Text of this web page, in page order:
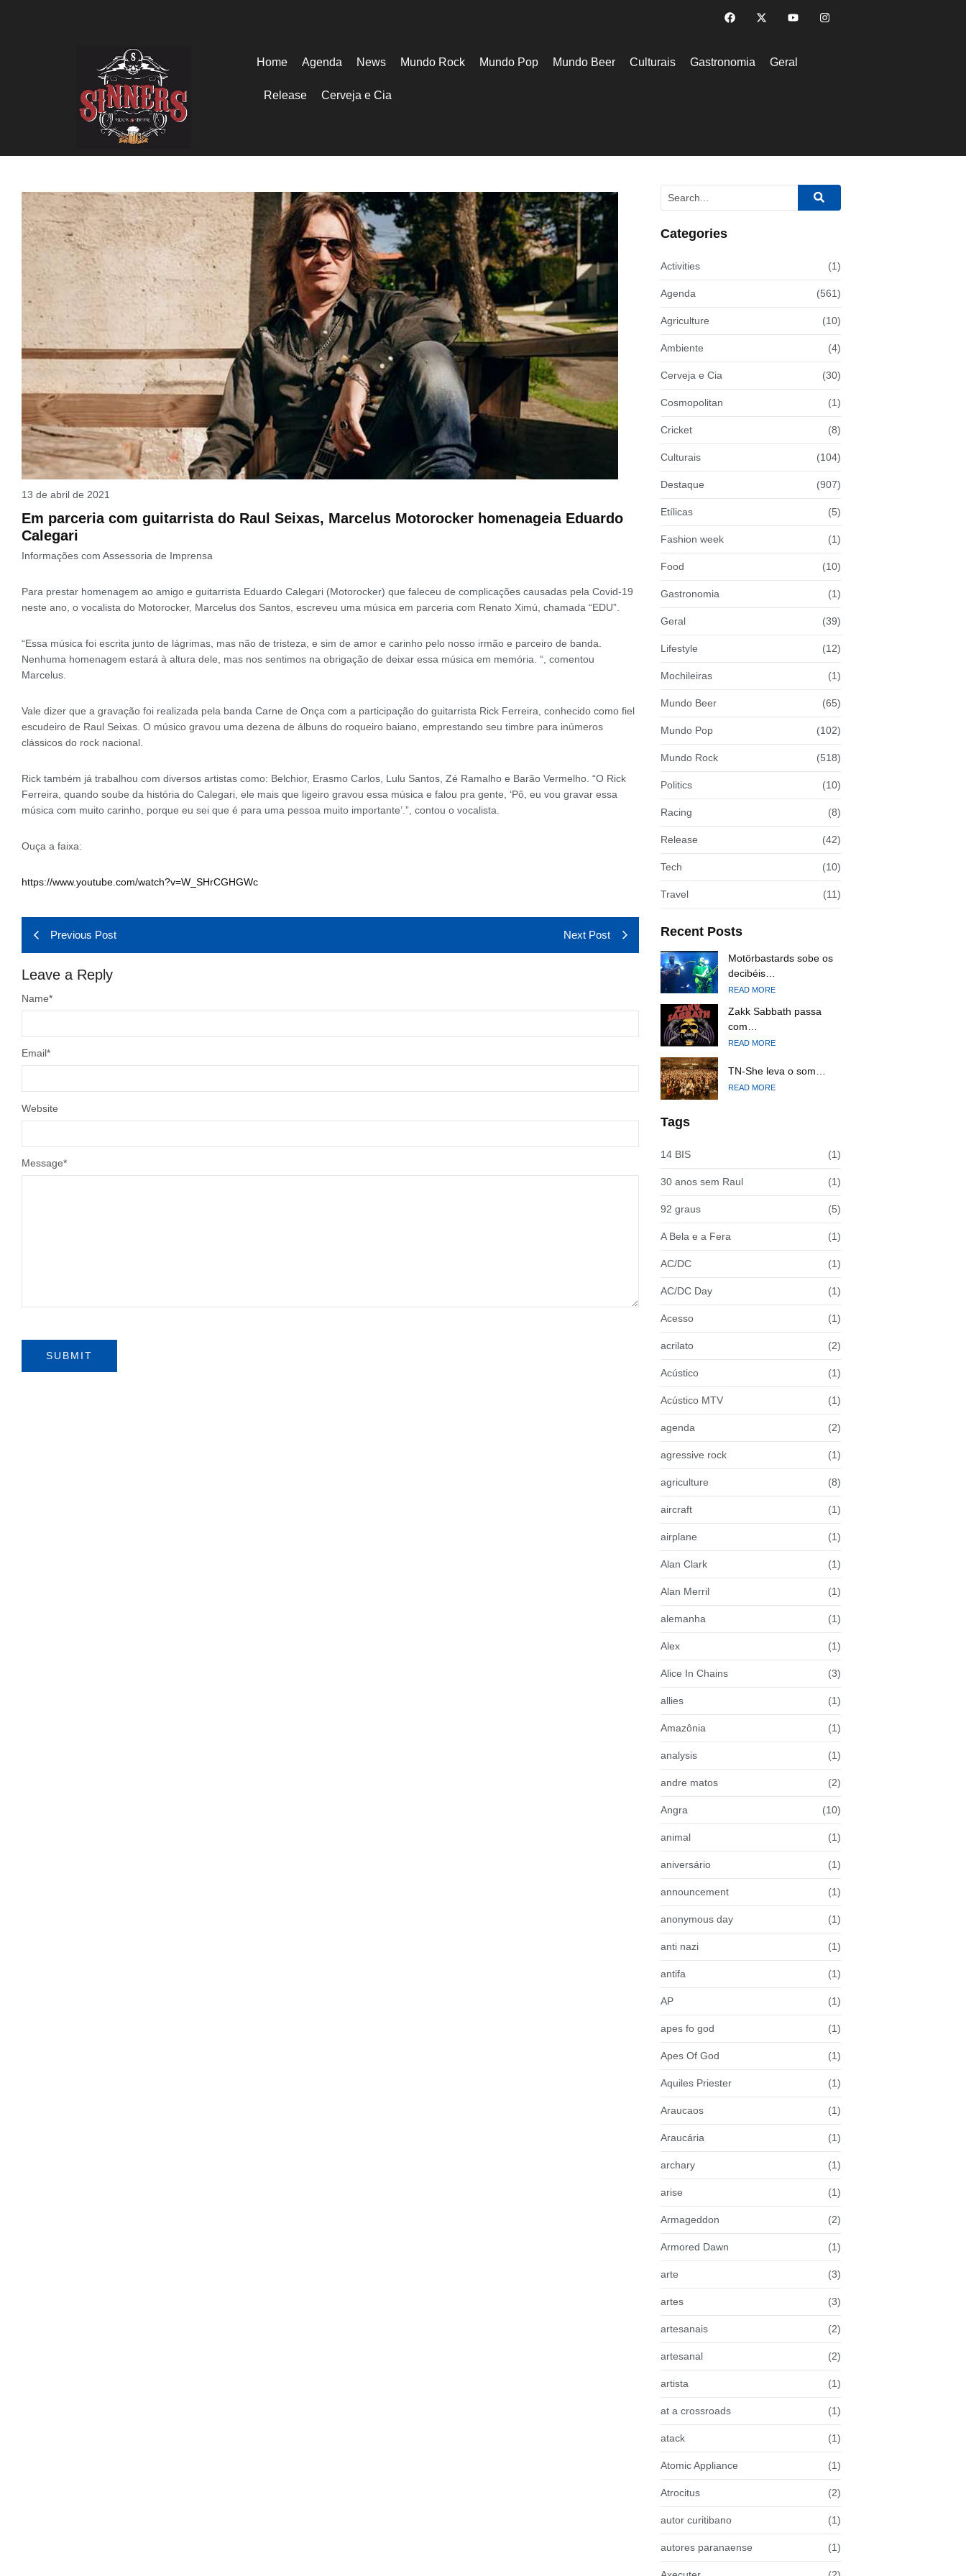
Home Agenda News Mundo Rock Mundo Pop Mundo Beer Culturais Gastronomia Geral
Release Cerveja e Cia
13 de abril de 2021
Em parceria com guitarrista do Raul Seixas, Marcelus Motorocker homenageia Eduardo
Calegari
Informações com Assessoria de Imprensa
Para prestar homenagem ao amigo e guitarrista Eduardo Calegari (Motorocker) que faleceu de complicações causadas pela Covid-19
neste ano, o vocalista do Motorocker, Marcelus dos Santos, escreveu uma música em parceria com Renato Ximú, chamada “EDU”.
“Essa música foi escrita junto de lágrimas, mas não de tristeza, e sim de amor e carinho pelo nosso irmão e parceiro de banda.
Nenhuma homenagem estará à altura dele, mas nos sentimos na obrigação de deixar essa música em memória. “, comentou
Marcelus.
Vale dizer que a gravação foi realizada pela banda Carne de Onça com a participação do guitarrista Rick Ferreira, conhecido como fiel
escudeiro de Raul Seixas. O músico gravou uma dezena de álbuns do roqueiro baiano, emprestando seu timbre para inúmeros
clássicos do rock nacional.
Rick também já trabalhou com diversos artistas como: Belchior, Erasmo Carlos, Lulu Santos, Zé Ramalho e Barão Vermelho. “O Rick
Ferreira, quando soube da história do Calegari, ele mais que ligeiro gravou essa música e falou pra gente, ‘Pô, eu vou gravar essa
música com muito carinho, porque eu sei que é para uma pessoa muito importante’.”, contou o vocalista.
Ouça a faixa:
https://www.youtube.com/watch?v=W_SHrCGHGWc
Previous Post Next Post
Leave a Reply
Message*
Name*
Email*
Website
Categories
Activities (1)
Agenda (561)
Agriculture (10)
Ambiente (4)
Cerveja e Cia (30)
Cosmopolitan (1)
Cricket (8)
Culturais (104)
Destaque (907)
Etílicas (5)
Fashion week (1)
Food (10)
Gastronomia (1)
Geral (39)
Lifestyle (12)
Mochileiras (1)
Mundo Beer (65)
Mundo Pop (102)
Mundo Rock (518)
Politics (10)
Racing (8)
Release (42)
Tech (10)
Travel (11)
Recent Posts
Motörbastards sobe os
decibéis…
READ MORE
Zakk Sabbath passa
com…
READ MORE
TN-She leva o som…
READ MORE
Tags
14 BIS (1)
30 anos sem Raul (1)
92 graus (5)
A Bela e a Fera (1)
AC/DC (1)
AC/DC Day (1)
Acesso (1)
acrilato (2)
Acústico (1)
Acústico MTV (1)
agenda (2)
agressive rock (1)
agriculture (8)
aircraft (1)
airplane (1)
Alan Clark (1)
Alan Merril (1)
alemanha (1)
Alex (1)
Alice In Chains (3)
allies (1)
Amazônia (1)
analysis (1)
andre matos (2)
Angra (10)
animal (1)
aniversário (1)
announcement (1)
anonymous day (1)
anti nazi (1)
antifa (1)
AP (1)
apes fo god (1)
Apes Of God (1)
Aquiles Priester (1)
Araucaos (1)
Araucária (1)
archary (1)
arise (1)
Armageddon (2)
Armored Dawn (1)
arte (3)
artes (3)
artesanais (2)
artesanal (2)
artista (1)
at a crossroads (1)
atack (1)
Atomic Appliance (1)
Atrocitus (2)
autor curitibano (1)
autores paranaense (1)